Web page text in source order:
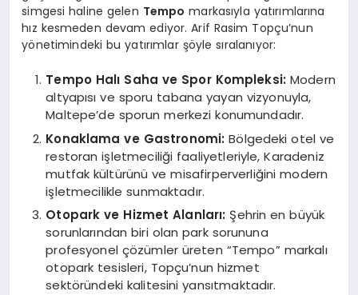
simgesi haline gelen Tempo markasıyla yatırımlarına
hız kesmeden devam ediyor. Arif Rasim Topçu’nun
yönetimindeki bu yatırımlar şöyle sıralanıyor:
Tempo Halı Saha ve Spor Kompleksi: Modern
altyapısı ve sporu tabana yayan vizyonuyla,
Maltepe’de sporun merkezi konumundadır.
Konaklama ve Gastronomi: Bölgedeki otel ve
restoran işletmeciliği faaliyetleriyle, Karadeniz
mutfak kültürünü ve misafirperverliğini modern
işletmecilikle sunmaktadır.
Otopark ve Hizmet Alanları: Şehrin en büyük
sorunlarından biri olan park sorununa
profesyonel çözümler üreten “Tempo” markalı
otopark tesisleri, Topçu’nun hizmet
sektöründeki kalitesini yansıtmaktadır.